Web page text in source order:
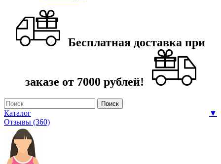
Бесплатная доставка при
заказе от 7000 рублей!
Каталог
▼
Отзывы (360)